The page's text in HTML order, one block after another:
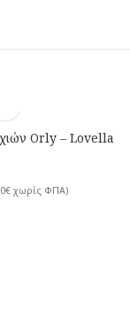
Orly – Lovella
€ χωρίς ΦΠΑ)